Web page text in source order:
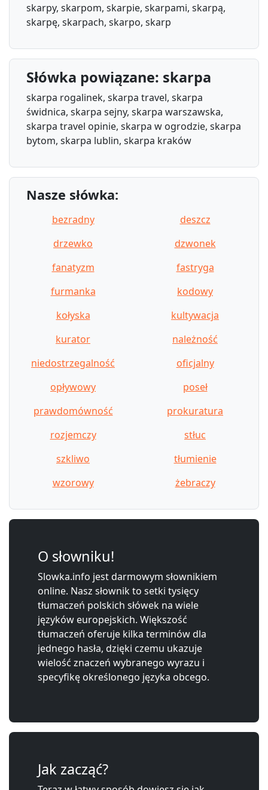
skarpy, skarpom, skarpie, skarpami, skarpą,
skarpę, skarpach, skarpo, skarp
Słówka powiązane: skarpa
skarpa rogalinek, skarpa travel, skarpa
świdnica, skarpa sejny, skarpa warszawska,
skarpa travel opinie, skarpa w ogrodzie, skarpa
bytom, skarpa lublin, skarpa kraków
Nasze słówka:
bezradny
deszcz
drzewko
dzwonek
fanatyzm
fastryga
furmanka
kodowy
kołyska
kultywacja
kurator
należność
niedostrzegalność
oficjalny
opływowy
poseł
prawdomówność
prokuratura
rozjemczy
stłuc
szkliwo
tłumienie
wzorowy
żebraczy
O słowniku!
Slowka.info jest darmowym słownikiem
online. Nasz słownik to setki tysięcy
tłumaczeń polskich słówek na wiele
języków europejskich. Większość
tłumaczeń oferuje kilka terminów dla
jednego hasła, dzięki czemu ukazuje
wielość znaczeń wybranego wyrazu i
specyfikę określonego języka obcego.
Jak zacząć?